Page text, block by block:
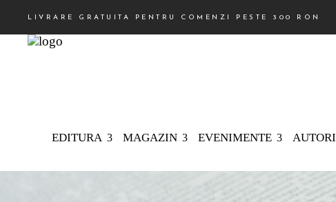
LIVRARE GRATUITA PENTRU COMENZI PESTE 300 RON
EDITURA MAGAZIN EVENIMENTE AUTORI